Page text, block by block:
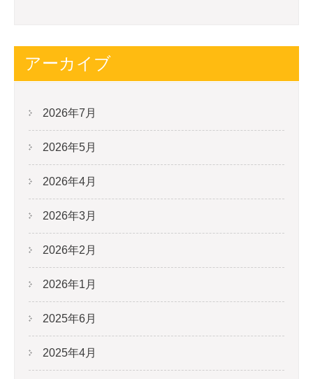
アーカイブ
2026年7月
2026年5月
2026年4月
2026年3月
2026年2月
2026年1月
2025年6月
2025年4月